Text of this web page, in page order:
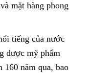
mặt hàng phong
tiếng của nước
dược mỹ phẩm
160 năm qua, bao